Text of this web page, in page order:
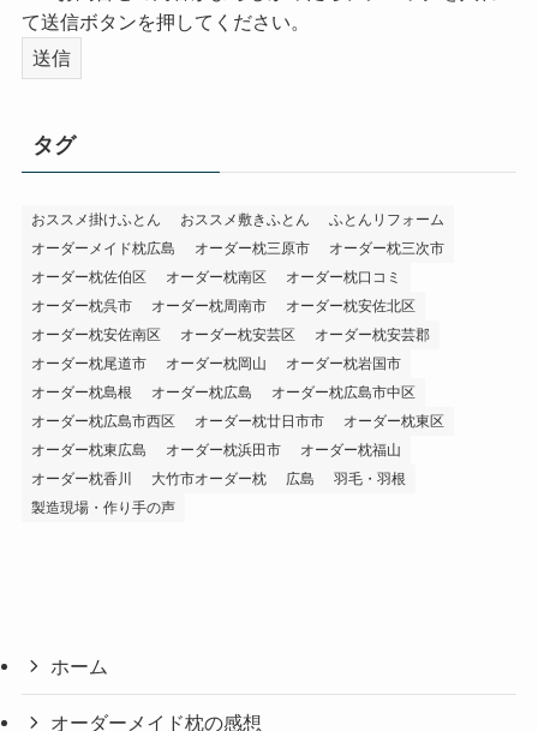
て送信ボタンを押してください。
タグ
おススメ掛けふとん おススメ敷きふとん
ふとんリフォーム
オーダーメイド枕広島
オーダー枕三原市
オーダー枕三次市
オーダー枕佐伯区
オーダー枕南区
オーダー枕口コミ
オーダー枕呉市
オーダー枕周南市
オーダー枕安佐北区
オーダー枕安佐南区
オーダー枕安芸区
オーダー枕安芸郡
オーダー枕尾道市
オーダー枕岡山
オーダー枕岩国市
オーダー枕島根
オーダー枕広島
オーダー枕広島市中区
オーダー枕広島市西区
オーダー枕廿日市市
オーダー枕東区
オーダー枕東広島
オーダー枕浜田市
オーダー枕福山
オーダー枕香川
大竹市オーダー枕 広島
羽毛・羽根
製造現場・作り手の声
ホーム
オーダーメイド枕の感想